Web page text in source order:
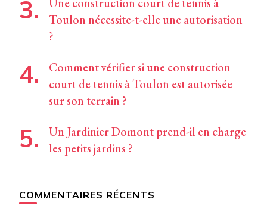
Toulon nécessite-t-elle une autorisation
?
Comment vérifier si une construction
court de tennis à Toulon est autorisée
sur son terrain ?
Un Jardinier Domont prend-il en charge
les petits jardins ?
COMMENTAIRES RÉCENTS